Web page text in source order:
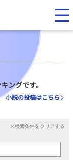
ングです。
小説の投稿はこちら
×検索条件をクリアする